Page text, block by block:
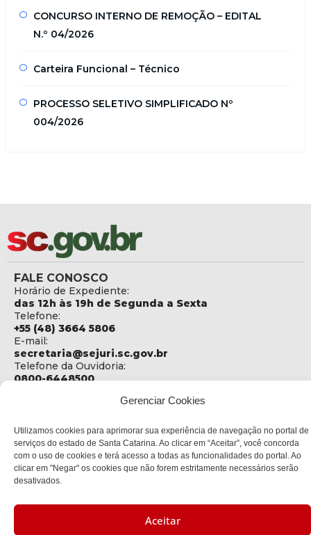
Gerenciar Cookies
Utilizamos cookies para aprimorar sua experiência de navegação no portal de
serviços do estado de Santa Catarina. Ao clicar em “Aceitar”, você concorda
com o uso de cookies e terá acesso a todas as funcionalidades do portal. Ao
clicar em "Negar" os cookies que não forem estritamente necessários serão
desativados.
Aceitar
CONCURSO INTERNO DE REMOÇÃO – EDITAL
N.º 04/2026
Carteira Funcional – Técnico
PROCESSO SELETIVO SIMPLIFICADO Nº
004/2026
FALE CONOSCO
Horário de Expediente:
das 12h às 19h de Segunda a Sexta
Telefone:
+55 (48) 3664 5806
E-mail:
secretaria@sejuri.sc.gov.br
Telefone da Ouvidoria:
0800-6448500
Social
Rua Fúlvio Aducci, 1214 - Loja 06
Bairro:
Estreito - Florianópolis - SC
88075-000